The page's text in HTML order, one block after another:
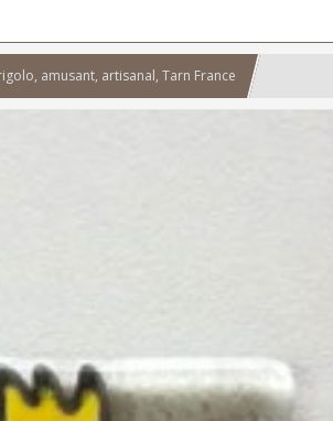
amusant, artisanal, Tarn France